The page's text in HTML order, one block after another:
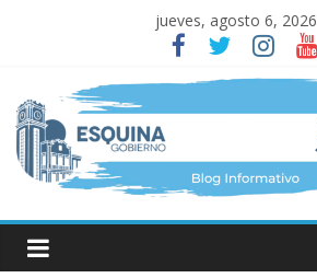
jueves, agosto 6, 2026